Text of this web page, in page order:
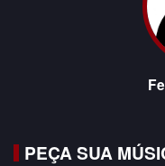
PEÇA SUA